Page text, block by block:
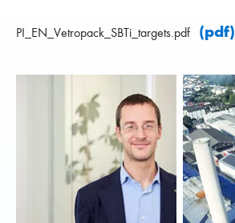
PI_EN_Vetropack_SBTi_targets.pdf (pdf)